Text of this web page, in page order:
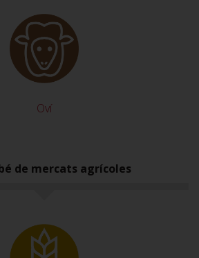
Oví
de mercats agrícoles